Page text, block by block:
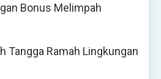
Bonus Melimpah
Tangga Ramah Lingkungan